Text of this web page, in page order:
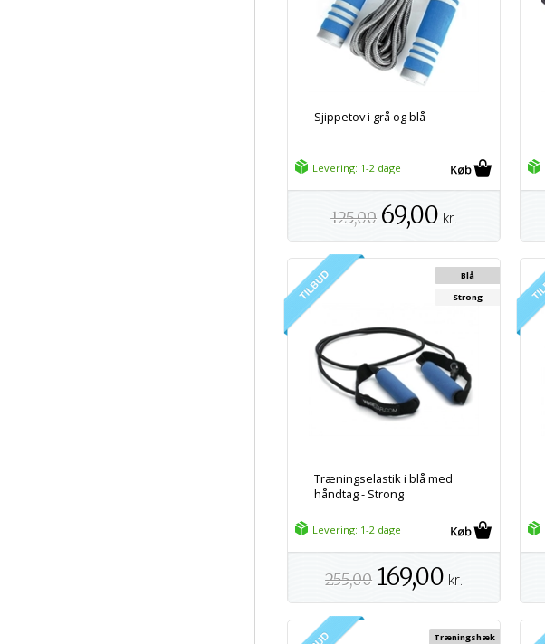
Sjippetov i grå og blå
Levering: 1-2 dage
125,00 69,00 kr.
Træningselastik i blå med
håndtag - Strong
Blå
Strong
Levering: 1-2 dage
255,00 169,00 kr.
Træningshæk